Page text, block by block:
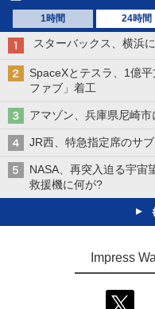
1時間 24時間
スターバックス、横浜
SpaceXとテスラ、1億
ファブ」着工
アマゾン、兵庫県尼崎
JR西、特急指定席のサ
NASA、再突入迫る宇
救援機に何が?
Impress